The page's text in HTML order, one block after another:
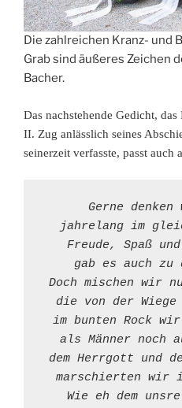
Die zahlreichen Kranz- und
Grab sind äußeres Zeichen
Bacher.
Das nachstehende Gedicht,
II. Zug anlässlich seines
seinerzeit verfasste, passt auch
Gerne
jahrelang im
Freude, Spaß
gab es auch
Doch mischen wir
die von der
im bunten Rock
als Männer noch
dem Herrgott und
marschierten wir
Wie eh dem